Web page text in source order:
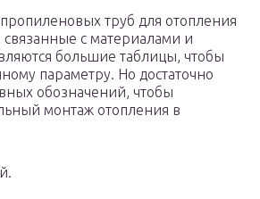
труб для отопления
с материалами и
большие таблицы, чтобы
параметру. Но достаточно
обозначений, чтобы
монтаж отопления в